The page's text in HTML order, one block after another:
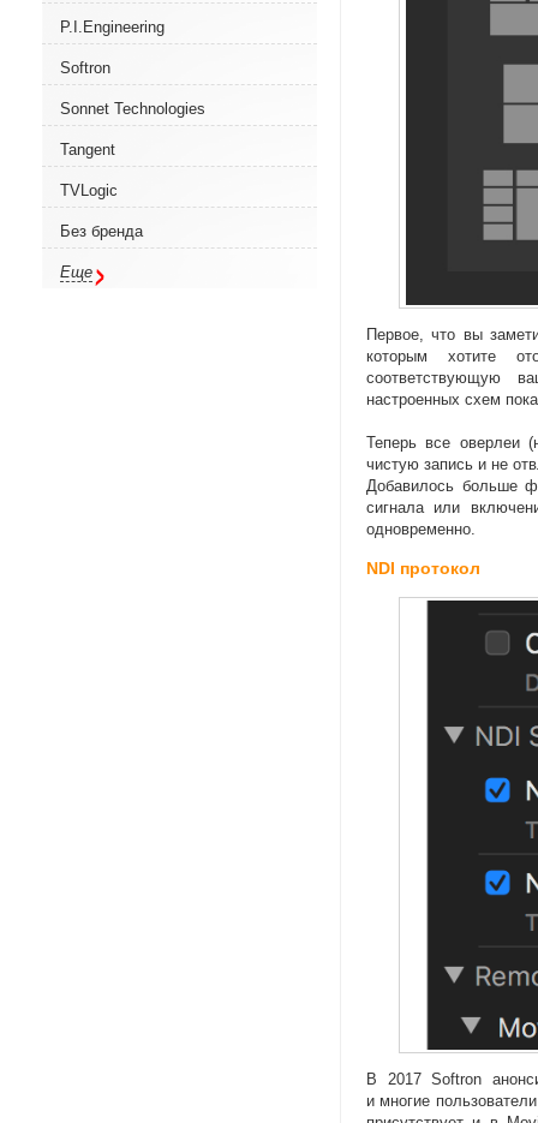
P.I.Engineering
Softron
Sonnet Technologies
Tangent
TVLogic
Без бренда
Еще
Первое, что вы
которым хотите
соответствующую
настроенных схем
Теперь все оверлеи (
чистую запись и не
Добавилось больше
сигнала или
одновременно.
NDI протокол
В 2017 Softron
и многие